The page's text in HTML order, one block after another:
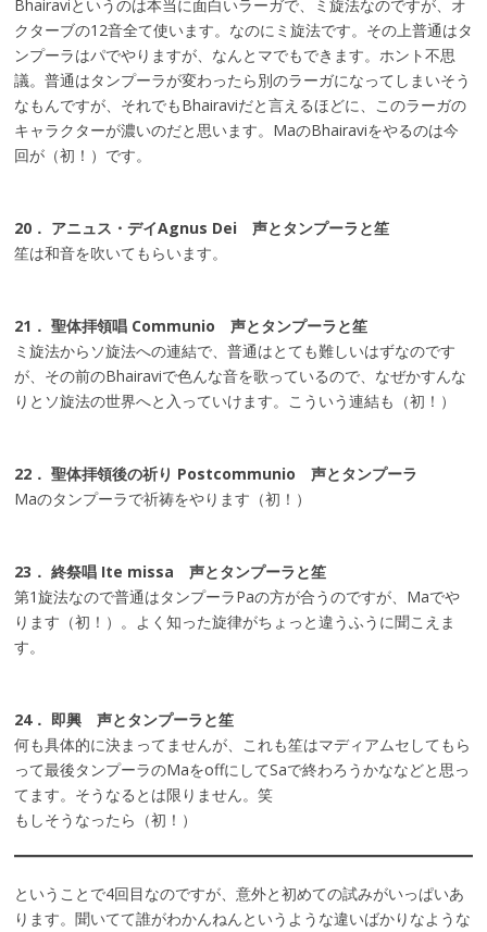
Bhairaviというのは本当に面白いラーガで、ミ旋法なのですが、オ
クターブの12音全て使います。なのにミ旋法です。その上普通はタ
ンプーラはパでやりますが、なんとマでもできます。ホント不思
議。普通はタンプーラが変わったら別のラーガになってしまいそう
なもんですが、それでもBhairaviだと言えるほどに、このラーガの
キャラクターが濃いのだと思います。MaのBhairaviをやるのは今
回が（初！）です。
20． アニュス・デイAgnus Dei 声とタンプーラと笙
笙は和音を吹いてもらいます。
21． 聖体拝領唱 Communio 声とタンプーラと笙
ミ旋法からソ旋法への連結で、普通はとても難しいはずなのです
が、その前のBhairaviで色んな音を歌っているので、なぜかすんな
りとソ旋法の世界へと入っていけます。こういう連結も（初！）
22． 聖体拝領後の祈り Postcommunio 声とタンプーラ
Maのタンプーラで祈祷をやります（初！）
23． 終祭唱 Ite missa 声とタンプーラと笙
第1旋法なので普通はタンプーラPaの方が合うのですが、Maでや
ります（初！）。よく知った旋律がちょっと違うふうに聞こえま
す。
24． 即興 声とタンプーラと笙
何も具体的に決まってませんが、これも笙はマディアムセしてもら
って最後タンプーラのMaをoffにしてSaで終わろうかななどと思っ
てます。そうなるとは限りません。笑
もしそうなったら（初！）
ということで4回目なのですが、意外と初めての試みがいっぱいあ
ります。聞いてて誰がわかんねんというような違いばかりなような